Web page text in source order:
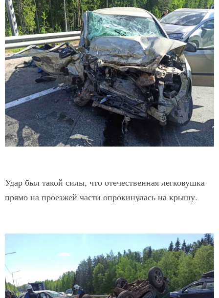
Удар был такой силы, что отечественная легковушка
прямо на проезжей части опрокинулась на крышу.